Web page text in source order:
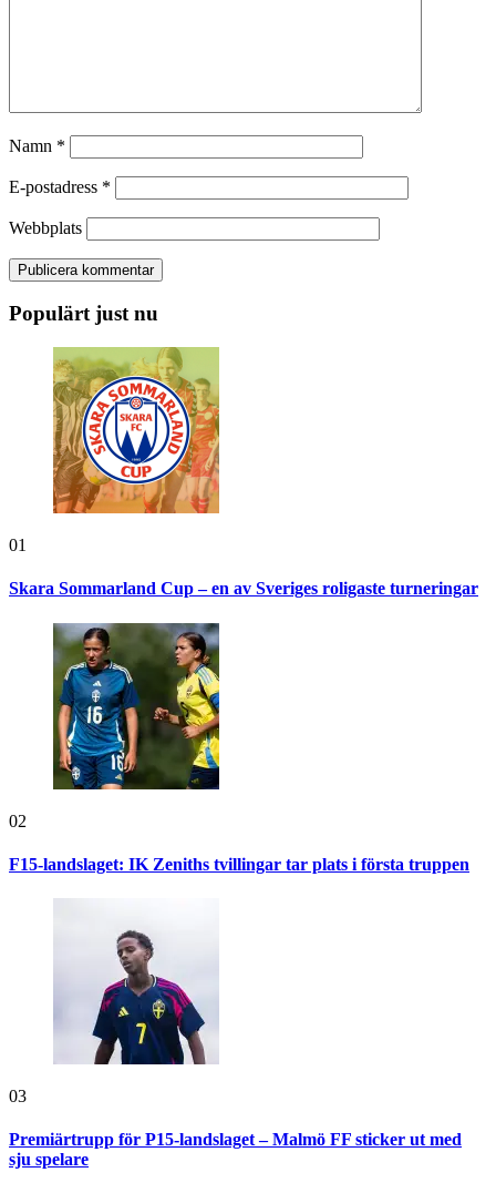
Namn *
E-postadress *
Webbplats
Populärt just nu
01
Skara Sommarland Cup – en av Sveriges roligaste turneringar
02
F15-landslaget: IK Zeniths tvillingar tar plats i första truppen
03
Premiärtrupp för P15-landslaget – Malmö FF sticker ut med
sju spelare